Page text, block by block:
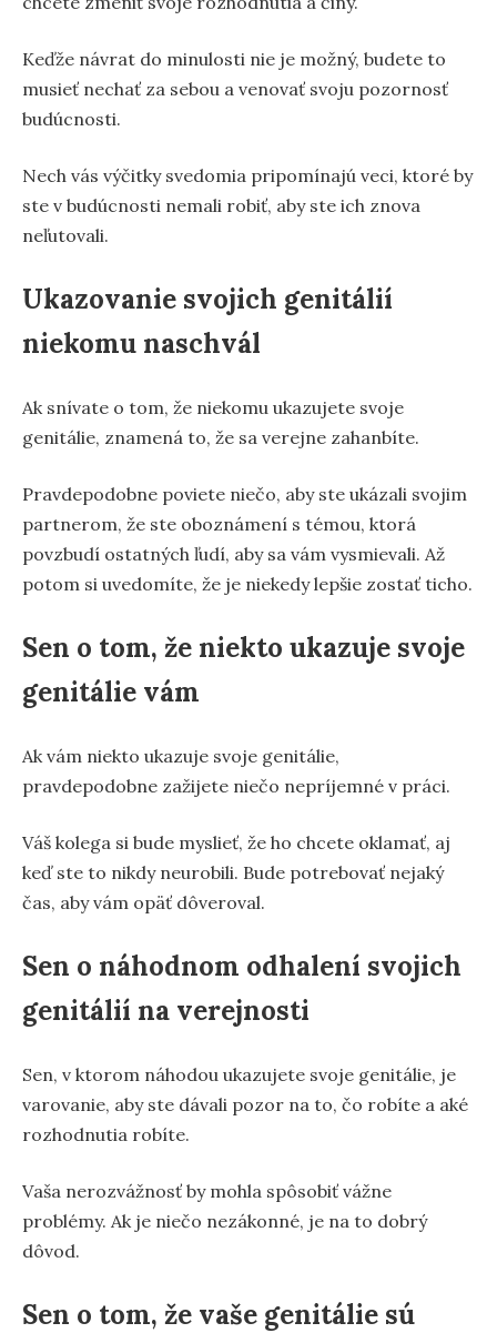
Keďže návrat do minulosti nie je možný, budete to
musieť nechať za sebou a venovať svoju pozornosť
budúcnosti.
Nech vás výčitky svedomia pripomínajú veci, ktoré by
ste v budúcnosti nemali robiť, aby ste ich znova
neľutovali.
Ukazovanie svojich genitálií
niekomu naschvál
Ak snívate o tom, že niekomu ukazujete svoje
genitálie, znamená to, že sa verejne zahanbíte.
Pravdepodobne poviete niečo, aby ste ukázali svojim
partnerom, že ste oboznámení s témou, ktorá
povzbudí ostatných ľudí, aby sa vám vysmievali. Až
potom si uvedomíte, že je niekedy lepšie zostať ticho.
Sen o tom, že niekto ukazuje svoje
genitálie vám
Ak vám niekto ukazuje svoje genitálie,
pravdepodobne zažijete niečo nepríjemné v práci.
Váš kolega si bude myslieť, že ho chcete oklamať, aj
keď ste to nikdy neurobili. Bude potrebovať nejaký
čas, aby vám opäť dôveroval.
Sen o náhodnom odhalení svojich
genitálií na verejnosti
Sen, v ktorom náhodou ukazujete svoje genitálie, je
varovanie, aby ste dávali pozor na to, čo robíte a aké
rozhodnutia robíte.
Vaša nerozvážnosť by mohla spôsobiť vážne
problémy. Ak je niečo nezákonné, je na to dobrý
dôvod.
Sen o tom, že vaše genitálie sú